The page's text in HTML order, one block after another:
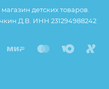
детских товаров.
Д.В. ИНН 231294988242